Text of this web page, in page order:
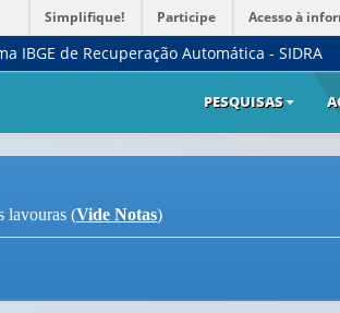
Simplifique! Participe Acesso à
IBGE de Recuperação Automática - SIDRA
PESQUISAS
lavouras (Vide Notas)